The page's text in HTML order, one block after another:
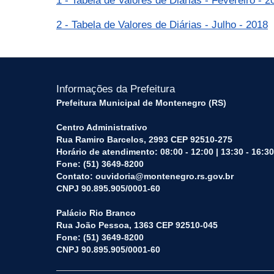
2 - Tabela de Valores de Diárias - Julho - 2018
Informações da Prefeitura
Prefeitura Municipal de Montenegro (RS)
Centro Administrativo
Rua Ramiro Barcelos, 2993 CEP 92510-275
Horário de atendimento: 08:00 - 12:00 | 13:30 - 16:30
Fone: (51) 3649-8200
Contato: ouvidoria@montenegro.rs.gov.br
CNPJ 90.895.905/0001-60
Palácio Rio Branco
Rua João Pessoa, 1363 CEP 92510-045
Fone: (51) 3649-8200
CNPJ 90.895.905/0001-60